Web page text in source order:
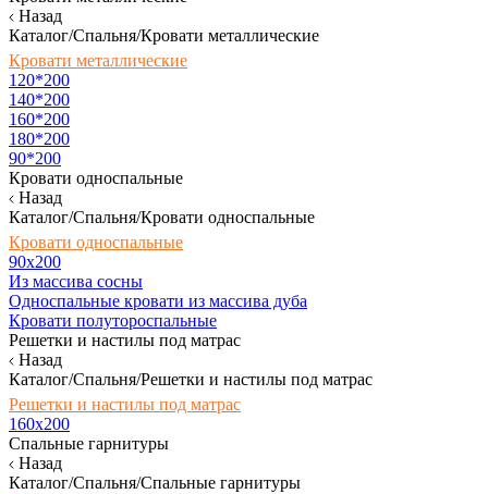
Назад
Каталог/Спальня/Кровати металлические
Кровати металлические
120*200
140*200
160*200
180*200
90*200
Кровати односпальные
Назад
Каталог/Спальня/Кровати односпальные
Кровати односпальные
90х200
Из массива сосны
Односпальные кровати из массива дуба
Кровати полутороспальные
Решетки и настилы под матрас
Назад
Каталог/Спальня/Решетки и настилы под матрас
Решетки и настилы под матрас
160х200
Спальные гарнитуры
Назад
Каталог/Спальня/Спальные гарнитуры